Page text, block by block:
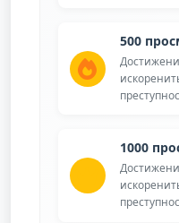
500
1000